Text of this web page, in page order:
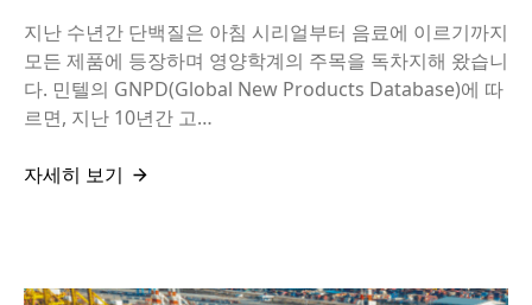
지난 수년간 단백질은 아침 시리얼부터 음료에 이르기까지
모든 제품에 등장하며 영양학계의 주목을 독차지해 왔습니
다. 민텔의 GNPD(Global New Products Database)에 따
르면, 지난 10년간 고…
자세히 보기